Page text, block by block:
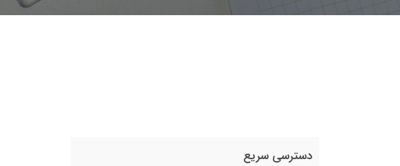
دسترسی سریع